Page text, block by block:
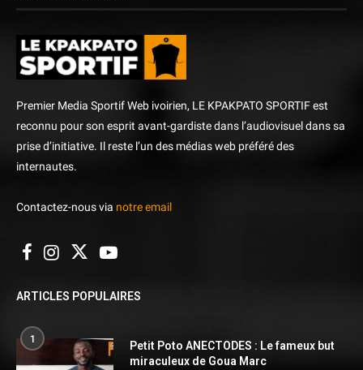
Premier Media Sportif Web ivoirien, LE KPAKPATO SPORTIF est
reconnu pour son esprit avant-gardiste dans l’audiovisuel dans sa
prise d’initiative. Il reste l’un des médias web préféré des
internautes.
Contactez-nous via notre email
ARTICLES POPULAIRES
1
Petit Poto ANECTODES : Le fameux but
miraculeux de Goua Marc